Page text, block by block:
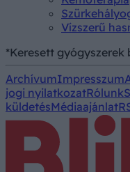
Vízszerű
*Keresett
ArchívumImpresszum
jogi nyilatkozatRólunk
küldetésMédiaajánlat